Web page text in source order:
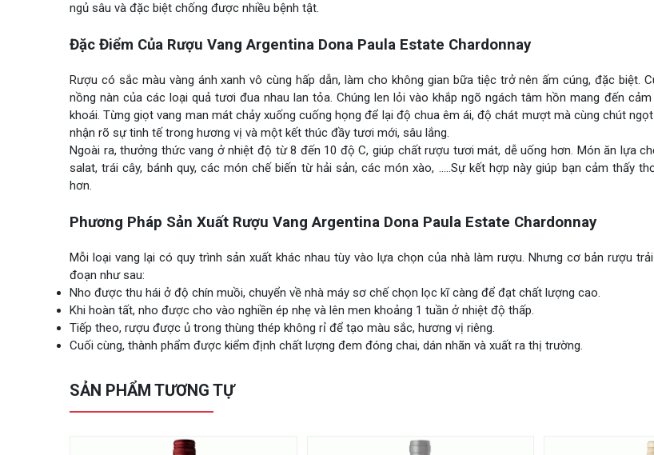
ngủ sâu và đặc biệt chống được nhiều bệnh tật.
Đặc Điểm Của Rượu Vang Argentina Dona Paula Estate Chardonnay
Rượu có sắc màu vàng ánh xanh vô cùng hấp dẫn, làm cho không gian bữa tiệc trở nên ấm cúng, đặc biệt.
nồng nàn của các loại quả tươi đua nhau lan tỏa. Chúng len lỏi vào khắp ngõ ngách tâm hồn mang đến cảm
khoái. Từng giọt vang man mát chảy xuống cuống họng để lại độ chua êm ái, độ chát mượt mà cùng chút
nhận rõ sự tinh tế trong hương vị và một kết thúc đầy tươi mới, sâu lắng.
Ngoài ra, thưởng thức vang ở nhiệt độ từ 8 đến 10 độ C, giúp chất rượu tươi mát, dễ uống hơn. Món ăn lựa
salat, trái cây, bánh quy, các món chế biến từ hải sản, các món xào, …..Sự kết hợp này giúp bạn cảm thấy
hơn.
Phương Pháp Sản Xuất Rượu Vang Argentina Dona Paula Estate Chardonnay
Mỗi loại vang lại có quy trình sản xuất khác nhau tùy vào lựa chọn của nhà làm rượu. Nhưng cơ bản rượu
đoạn như sau:
Nho được thu hái ở độ chín muồi, chuyển về nhà máy sơ chế chọn lọc kĩ càng để đạt chất lượng cao.
Khi hoàn tất, nho được cho vào nghiền ép nhẹ và lên men khoảng 1 tuần ở nhiệt độ thấp.
Tiếp theo, rượu được ủ trong thùng thép không rỉ để tạo màu sắc, hương vị riêng.
Cuối cùng, thành phẩm được kiểm định chất lượng đem đóng chai, dán nhãn và xuất ra thị trường.
SẢN PHẨM TƯƠNG TỰ